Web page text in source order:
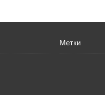
Метки